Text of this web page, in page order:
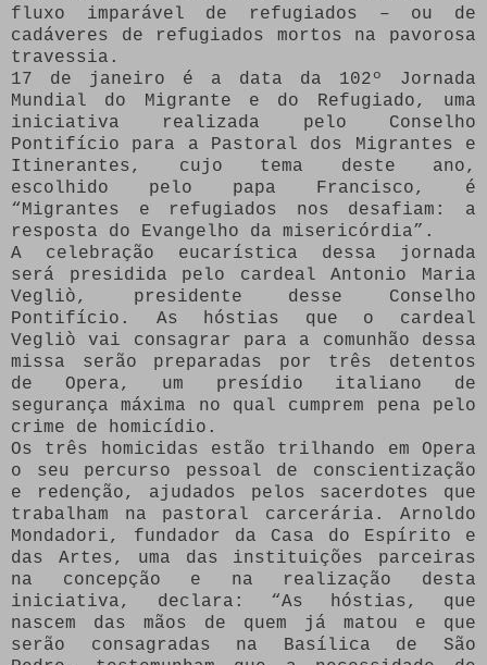
fluxo imparável de refugiados – ou de
cadáveres de refugiados mortos na pavorosa
travessia.
17 de janeiro é a data da 102º Jornada
Mundial do Migrante e do Refugiado, uma
iniciativa realizada pelo Conselho
Pontifício para a Pastoral dos Migrantes e
Itinerantes, cujo tema deste ano,
escolhido pelo papa Francisco, é
“Migrantes e refugiados nos desafiam: a
resposta do Evangelho da misericórdia”.
A celebração eucarística dessa jornada
será presidida pelo cardeal Antonio Maria
Vegliò, presidente desse Conselho
Pontifício. As hóstias que o cardeal
Vegliò vai consagrar para a comunhão dessa
missa serão preparadas por três detentos
de Opera, um presídio italiano de
segurança máxima no qual cumprem pena pelo
crime de homicídio.
Os três homicidas estão trilhando em Opera
o seu percurso pessoal de conscientização
e redenção, ajudados pelos sacerdotes que
trabalham na pastoral carcerária. Arnoldo
Mondadori, fundador da Casa do Espírito e
das Artes, uma das instituições parceiras
na concepção e na realização desta
iniciativa, declara: “As hóstias, que
nascem das mãos de quem já matou e que
serão consagradas na Basílica de São